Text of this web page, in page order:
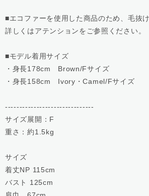
■エコファーを使用した商品のため、毛抜
詳しくはアテンションをご参照ください。
■モデル着用サイズ
・身長178cm Brown/Fサイズ
・身長158cm Ivory・Camel/Fサイズ
-------------------------------
サイズ展開：F
重さ：約1.5kg
サイズ
着丈NP 115cm
バスト 125cm